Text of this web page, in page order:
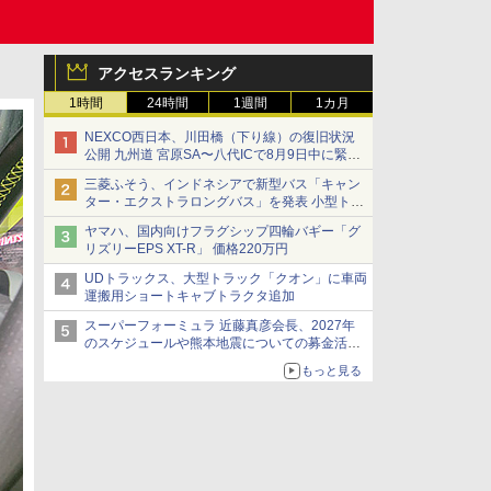
アクセスランキング
1時間 24時間 1週間 1カ月
NEXCO西日本、川田橋（下り線）の復旧状況
公開 九州道 宮原SA〜八代ICで8月9日中に緊急
車両を通行可能に
三菱ふそう、インドネシアで新型バス「キャン
ター・エクストラロングバス」を発表 小型トラ
ックベースの観光・旅客輸送向けバス
ヤマハ、国内向けフラグシップ四輪バギー「グ
リズリーEPS XT-R」 価格220万円
UDトラックス、大型トラック「クオン」に車両
運搬用ショートキャブトラクタ追加
スーパーフォーミュラ 近藤真彦会長、2027年
のスケジュールや熊本地震についての募金活動
もっと見る